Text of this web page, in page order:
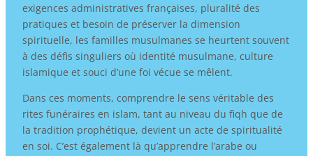
exigences administratives françaises, pluralité des
pratiques et besoin de préserver la dimension
spirituelle, les familles musulmanes se heurtent souvent
à des défis singuliers où identité musulmane, culture
islamique et souci d’une foi vécue se mêlent.
Dans ces moments, comprendre le sens véritable des
rites funéraires en islam, tant au niveau du fiqh que de
la tradition prophétique, devient un acte de spiritualité
en soi. C’est également là qu’apprendre l’arabe ou